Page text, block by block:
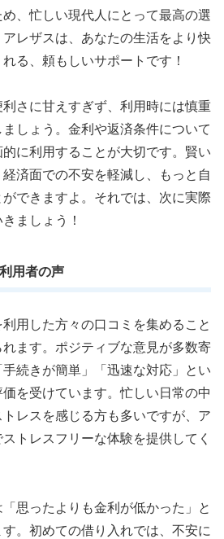
、忙しい現代人にとって最高の選
レザスは、あなたの生活をより快
る、頼もしいサポートです！
さに甘えすぎず、利用時には慎重
しょう。金利や返済条件について
に利用することが大切です。賢い
済面での不安を軽減し、もっと自
できますよ。それでは、次に実際
ましょう！
用者の声
用した方々の口コミを集めること
ます。ポジティブな意見が多数寄
続きが簡単」「迅速な対応」とい
を受けています。忙しい日常の中
レスを感じる方も多いですが、ア
トレスフリーな体験を提供してく
思ったよりも金利が低かった」と
。初めての借り入れでは、不安に